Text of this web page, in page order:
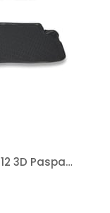
Toyota Auris Hb 2007-2012 3D Paspas Takımı Bizymo